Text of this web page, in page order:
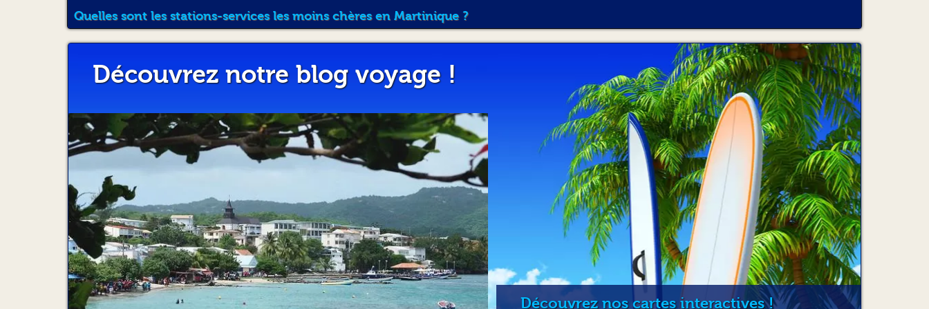
envers le Loueur des préjudices causés par le Locataire et/ou une personne non autorisée. Dans
ces circonstances, le conducteur non autorisé ne sera pas couvert par les garanties
complémentaires éventuelles souscrites auprès du Loueur. Seule l’assurance responsabilité civile
Article 3 : CONDITIONS DE CONCLUSION DU CONTRAT DE
LOCATION
3.1. Reconnaissance de l’état du véhicule loué à la date de signature du Contrat de Location
Le Loueur loue au Locataire le Véhicule et ses éventuels accessoires, tels que décrits aux conditions
du présent Contrat. Le Locataire reconnaît que le Véhicule lui est remis par le Loueur, propre, avec
le plein de carburant et sans dommage apparent, à l’exception de ceux identifiés et précisés sur la
fiche « état du véhicule ». Cette dernière, annexée au Contrat, décrit le Véhicule au départ de la
location et est signée par le Loueur et le Locataire. Toute défectuosité non signalée au départ sur la
fiche « état du véhicule » sera imputable au Locataire. Le Locataire est seul responsable de la
restitution du Véhicule dans un état conforme à celui du départ et réglera au Loueur les frais de
remise en état ou de remise en conformité éventuels.
3.2. Arrhes et Dépôt de Garantie
Le Locataire doit remettre au départ de la location :
Quelles sont les stations-services les moins chères en Martinique ?
Découvrez notre blog voyage !
Découvrez nos cartes interactives !